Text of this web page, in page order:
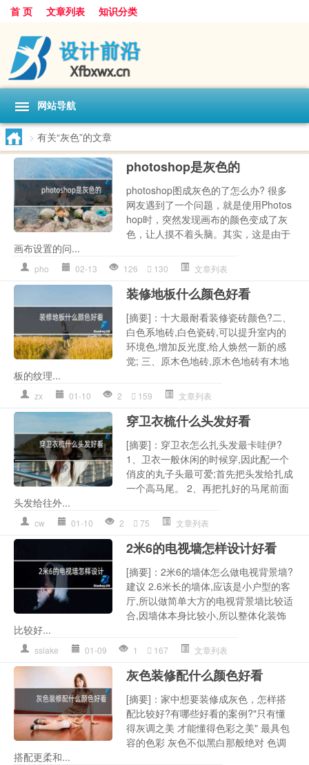
首 页 文章列表 知识分类
网站导航
> 有关“灰色”的文章
photoshop是灰色的
photoshop图成灰色的了怎么办? 很多
网友遇到了一个问题，就是使用Photos
hop时，突然发现画布的颜色变成了灰
色，让人摸不着头脑。其实，这是由于
画布设置的问...
pho 02-13 126 130 文章列表
装修地板什么颜色好看
[摘要]：十大最耐看装修瓷砖颜色?二、
白色系地砖,白色瓷砖,可以提升室内的
环境色,增加反光度,给人焕然一新的感
觉; 三、原木色地砖,原木色地砖有木地
板的纹理...
zx 01-10 2 159 文章列表
穿卫衣梳什么头发好看
[摘要]：穿卫衣怎么扎头发最卡哇伊?
1、卫衣一般休闲的时候穿,因此配一个
俏皮的丸子头最可爱;首先把头发给扎成
一个高马尾。 2、再把扎好的马尾前面
头发给往外...
cw 01-10 2 75 文章列表
2米6的电视墙怎样设计好看
[摘要]：2米6的墙体怎么做电视背景墙?
建议 2.6米长的墙体,应该是小户型的客
厅,所以做简单大方的电视背景墙比较适
合,因墙体本身比较小,所以整体化装饰
比较好...
sslake 01-09 1 167 文章列表
灰色装修配什么颜色好看
[摘要]：家中想要装修成灰色，怎样搭
配比较好?有哪些好看的案例?"只有懂
得灰调之美 才能懂得色彩之美" 最具包
容的色彩 灰色不似黑白那般绝对 色调
搭配更柔和...